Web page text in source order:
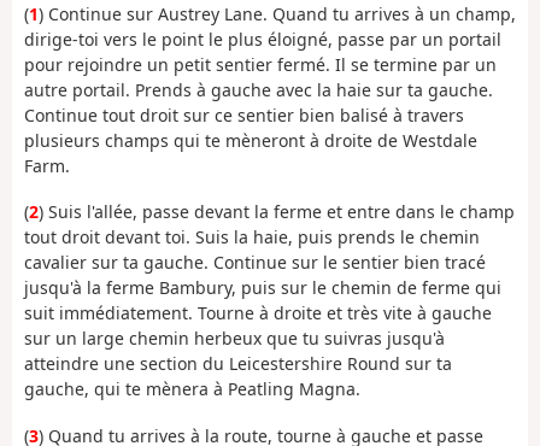
(1) Continue sur Austrey Lane. Quand tu arrives à un champ,
dirige-toi vers le point le plus éloigné, passe par un portail
pour rejoindre un petit sentier fermé. Il se termine par un
autre portail. Prends à gauche avec la haie sur ta gauche.
Continue tout droit sur ce sentier bien balisé à travers
plusieurs champs qui te mèneront à droite de Westdale
Farm.
(2) Suis l'allée, passe devant la ferme et entre dans le champ
tout droit devant toi. Suis la haie, puis prends le chemin
cavalier sur ta gauche. Continue sur le sentier bien tracé
jusqu'à la ferme Bambury, puis sur le chemin de ferme qui
suit immédiatement. Tourne à droite et très vite à gauche
sur un large chemin herbeux que tu suivras jusqu'à
atteindre une section du Leicestershire Round sur ta
gauche, qui te mènera à Peatling Magna.
(3) Quand tu arrives à la route, tourne à gauche et passe